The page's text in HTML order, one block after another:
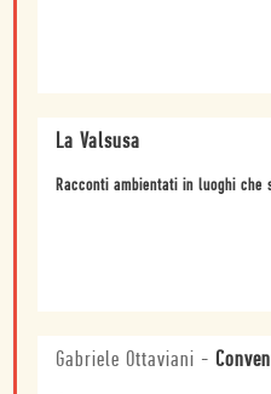
La Valsusa
Racconti ambientati in luoghi
Gabriele Ottaviani -